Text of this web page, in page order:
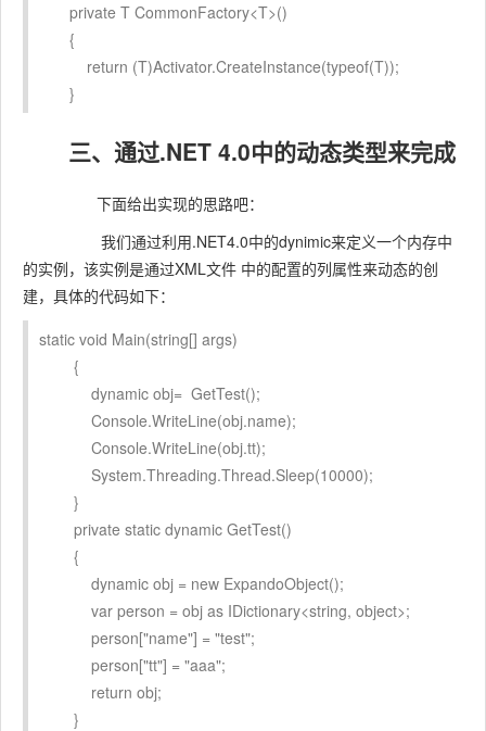
private T CommonFactory<T>()
{
return (T)Activator.CreateInstance(typeof(T));
}
三、通过.NET 4.0中的动态类型来完成
下面给出实现的思路吧：
我们通过利用.NET4.0中的dynimic来定义一个内存中
的实例，该实例是通过XML文件 中的配置的列属性来动态的创
建，具体的代码如下：
static void Main(string[] args)
{
dynamic obj= GetTest();
Console.WriteLine(obj.name);
Console.WriteLine(obj.tt);
System.Threading.Thread.Sleep(10000);
}
private static dynamic GetTest()
{
dynamic obj = new ExpandoObject();
var person = obj as IDictionary<string, object>;
person["name"] = "test";
person["tt"] = "aaa";
return obj;
}